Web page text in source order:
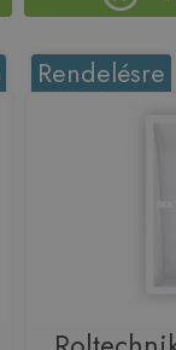
Rendelésre